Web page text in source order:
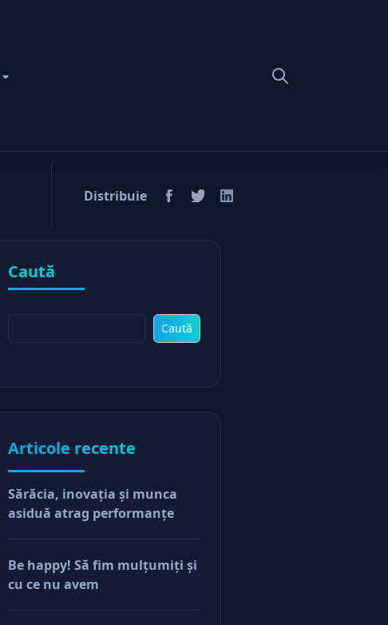
Distribuie
Caută
Caută
Articole recente
Sărăcia, inovaţia şi munca
asiduă atrag performanţe
Be happy! Să fim mulţumiţi şi
cu ce nu avem